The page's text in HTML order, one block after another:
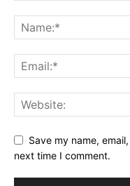
Save my name,
next time I comment.